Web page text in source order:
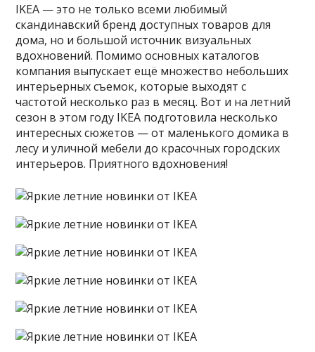
IKEA — это не только всеми любимый
скандинавский бренд доступных товаров для
дома, но и большой источник визуальных
вдохновений. Помимо основных каталогов
компания выпускает ещё множество небольших
интерьерных съемок, которые выходят с
частотой несколько раз в месяц. Вот и на летний
сезон в этом году IKEA подготовила несколько
интересных сюжетов — от маленького домика в
лесу и уличной мебели до красочных городских
интерьеров. Приятного вдохновения!